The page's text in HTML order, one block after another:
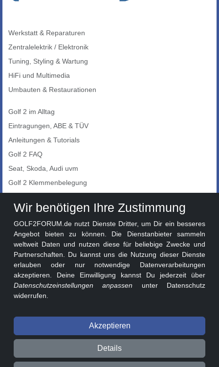
Werkstatt & Reparaturen
Zentralelektrik / Elektronik
Tuning, Styling & Wartung
HiFi und Multimedia
Umbauten & Restaurationen
Golf 2 im Alltag
Eintragungen, ABE & TÜV
Anleitungen & Tutorials
Golf 2 FAQ
Seat, Skoda, Audi uvm
Golf 2 Klemmenbelegung
Auto-Showroom
Golf 2 Lackcodes
Sonderversionen
Sonstige Marken
© 2026 GOLF2FORUM - Volkswagen Golf II Forum seit 2010 ❤️
Beitragsregeln Datenschutz Impressum
Wir benötigen Ihre Zustimmung
GOLF2FORUM.de nutzt Dienste Dritter, um Dir ein besseres
Angebot bieten zu können. Die Dienstanbieter sammeln
weltweit Daten und nutzen diese für beliebige Zwecke und
Partnerschaften. Du kannst uns die Nutzung dieser Dienste
erlauben oder nur notwendige Datenverarbeitungen
akzeptieren. Deine Einwilligung kannst Du jederzeit über
Datenschutzeinstellungen anpassen unter Datenschutz
widerrufen.
Akzeptieren
Details